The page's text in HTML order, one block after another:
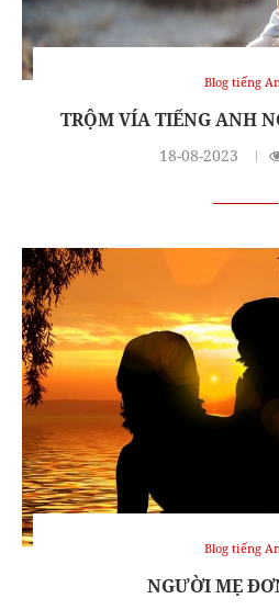
Blog tiếng
TRỘM VÍA TIẾNG ANH
18-08-2023
Blog tiếng
NGƯỜI MẸ